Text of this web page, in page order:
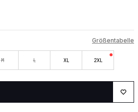
Größentabelle
M L XL 2XL